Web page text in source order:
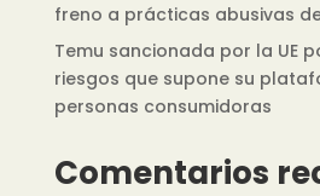
freno a prácticas abusivas
Temu sancionada por la UE
riesgos que supone su
personas consumidoras
Comentarios